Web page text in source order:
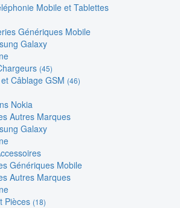
Mobile et Tablettes
Génériques Mobile
Galaxy
(45)
Câblage GSM (46)
Nokia
Autres Marques
Galaxy
Génériques Mobile
Autres Marques
Pièces (18)